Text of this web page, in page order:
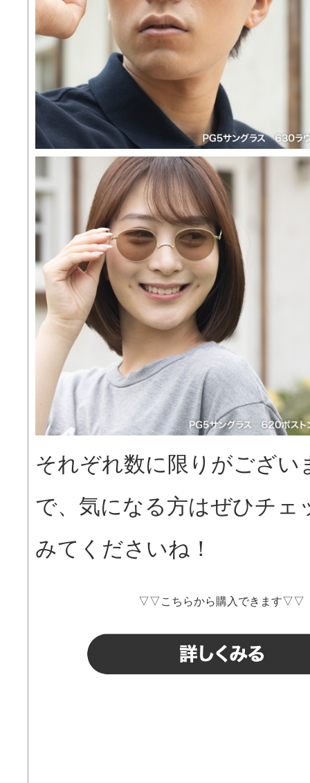
それぞれ数に限りがござい
で、気になる方はぜひチェ
みてくださいね！
▽▽こちらから購入できます▽▽